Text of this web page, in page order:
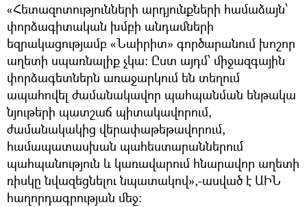
«Հետազոտությունների արդյունքների համաձայն՝
փորձագիտական խմբի անդամների
եզրակացությամբ «Նաիրիտ» գործարանում խոշոր
աղետի սպառնալիք չկա: Ըստ այդմ՝ միջազգային
փորձագետներն առաջարկում են տեղում
ապահովել ժամանակավոր պահպանման ենթակա
նյութերի պատշաճ պիտակավորում,
ժամանակակից վերափաթեթավորում,
համապատասխան պահեստարաններում
պահպանություն և կառավարում հնարավոր աղետի
ռիսկը նվազեցնելու նպատակով»,-ասված է ԱԻՆ
հաղորդագրության մեջ: